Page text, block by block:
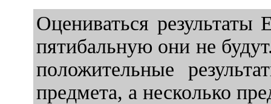
Оцениваться результаты
пятибальную они не
положительные
предмета, а несколько